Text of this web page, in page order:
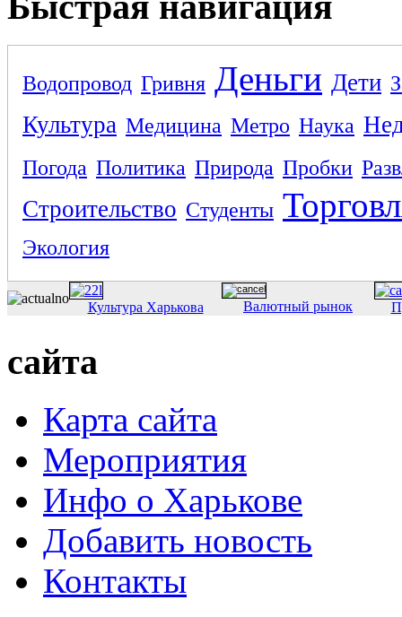
Водопровод Гривня Деньги Дети
Культура Медицина Метро Наука
Погода Политика Природа Пробки
Строительство Студенты
Экология
Культура Харькова Валютный рынок
сайта
Карта сайта
Мероприятия
Инфо о Харькове
Добавить новость
Контакты